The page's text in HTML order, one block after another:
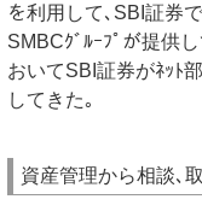
を利用して､SBI証券
SMBCｸﾞﾙｰﾌﾟが提供
おいてSBI証券がﾈｯﾄ
してきた｡
資産管理から相談､